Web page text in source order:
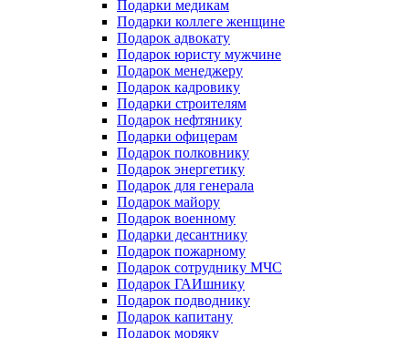
Подарки медикам
Подарки коллеге женщине
Подарок адвокату
Подарок юристу мужчине
Подарок менеджеру
Подарок кадровику
Подарки строителям
Подарок нефтянику
Подарки офицерам
Подарок полковнику
Подарок энергетику
Подарок для генерала
Подарок майору
Подарок военному
Подарки десантнику
Подарок пожарному
Подарок сотруднику МЧС
Подарок ГАИшнику
Подарок подводнику
Подарок капитану
Подарок моряку